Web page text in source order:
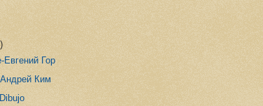
Евгений Гор
Ким